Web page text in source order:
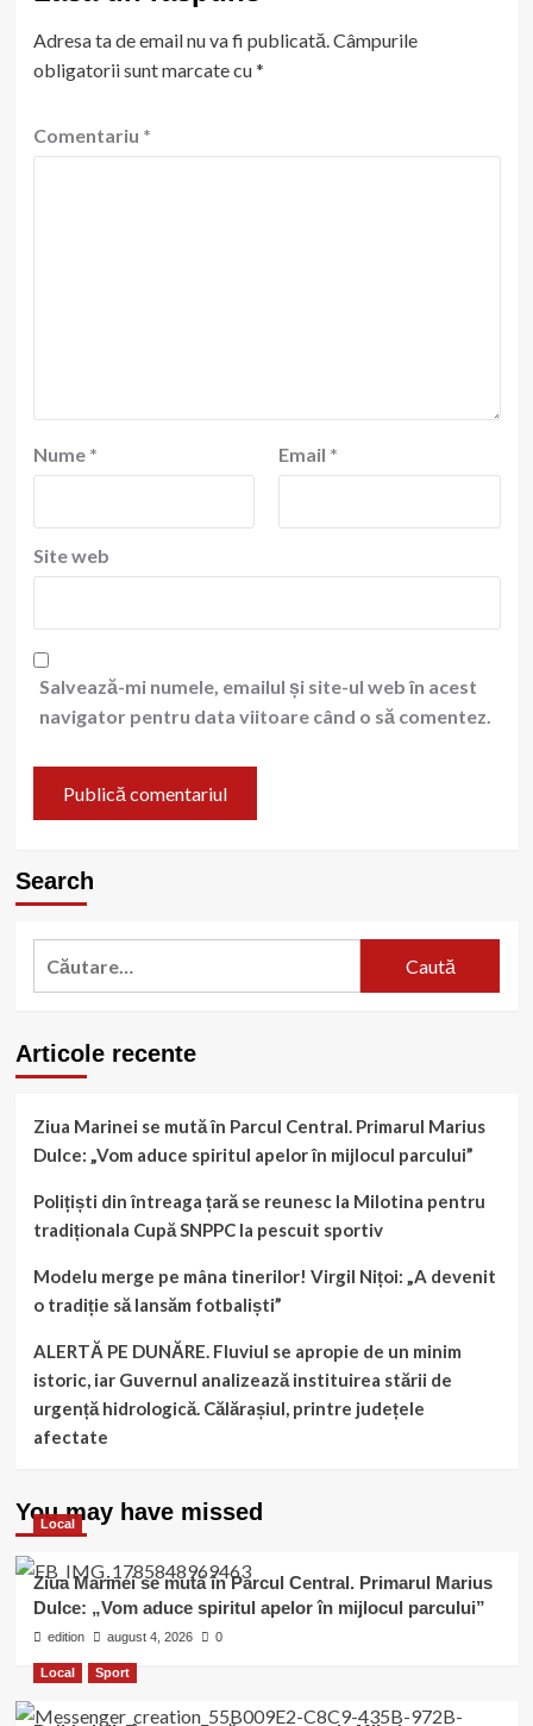
Adresa ta de email nu va fi publicată.Câmpurile
obligatorii sunt marcate cu*
Comentariu *
Nume * Email *
Site web
Salvează-mi numele, emailul și site-ul web în acest
navigator pentru data viitoare când o să comentez.
Search
Caută
Articole recente
Ziua Marinei se mută în Parcul Central. Primarul Marius
Dulce: „Vom aduce spiritul apelor în mijlocul parcului”
Polițiști din întreaga țară se reunesc la Milotina pentru
tradiționala Cupă SNPPC la pescuit sportiv
Modelu merge pe mâna tinerilor! Virgil Nițoi: „A devenit
o tradiție să lansăm fotbaliști”
ALERTĂ PE DUNĂRE. Fluviul se apropie de un minim
istoric, iar Guvernul analizează instituirea stării de
urgență hidrologică. Călărașiul, printre județele
afectate
You may have missed
Local
Ziua Marinei se mută în Parcul Central. Primarul Marius
Dulce: „Vom aduce spiritul apelor în mijlocul parcului”
edition august 4, 2026 0
Local Sport